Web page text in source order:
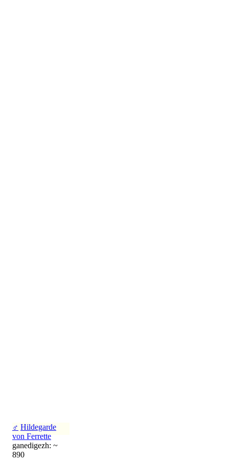
♂ Hildegarde
von Ferrette
ganedigezh: ~
890